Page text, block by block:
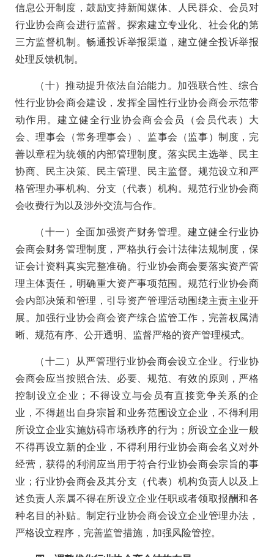
信息公开制度，鼓励支持新闻媒体、人民群众、会员对
行业协会商会进行监督。探索建立专业化、社会化的第
三方监督机制。畅通投诉举报渠道，建立健全投诉举报
处理反馈机制。
（十）推动提升依法自治能力。加强联合性、综合
性行业协会商会建设，发挥全国性行业协会商会示范带
动作用。建立健全行业协会商会会员（会员代表）大
会、理事会（常务理事会）、监事会（监事）制度，完
善以章程为统领的内部管理制度。落实民主选举、民主
协商、民主决策、民主管理、民主监督。规范设立和严
格管理办事机构、分支（代表）机构。规范行业协会商
会收费行为以及涉外交流与合作。
（十一）全面加强资产财务管理。建立健全行业协
会商会财务管理制度，严格执行会计法律法规制度，保
证会计资料真实完整准确。行业协会商会要落实资产管
理主体责任，明确重大资产事项范围。规范行业协会商
会内部决策和管理，引导资产管理活动围绕主责主业开
展。加强行业协会商会资产综合监管工作，完善权属清
晰、规范有序、公开透明、监督严格的资产管理模式。
（十二）从严管理行业协会商会设立企业。行业协
会商会应当按照合法、必要、规范、有效的原则，严格
控制设立企业；不得设立与会员有直接竞争关系的企
业，不得超出自身宗旨和业务范围设立企业，不得利用
所设立企业实施妨碍市场秩序的行为；所设立企业一般
不得再设立新的企业，不得利用行业协会商会名义对外
经营，获得的利润应当用于符合行业协会商会宗旨的事
业；行业协会商会及其分支（代表）机构负责人以及上
述负责人亲属不得在所设立企业任职或者领取报酬和各
种名目的补贴。制定行业协会商会设立企业管理办法，
严格设立程序，完善监管措施，加强风险管控。